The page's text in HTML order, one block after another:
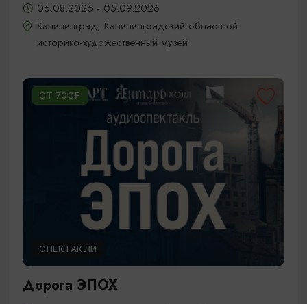
06.08.2026 - 05.09.2026
Калининград, Калининградский областной
историко-художественный музей
ОТ 700₽
СПЕКТАКЛИ
Дорога ЭПОХ